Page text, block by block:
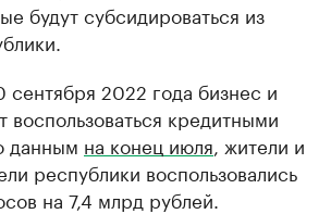
будут субсидироваться из
сентября 2022 года бизнес и
воспользоваться кредитными
данным на конец июля , жители и
республики воспользовались
на 7,4 млрд рублей.